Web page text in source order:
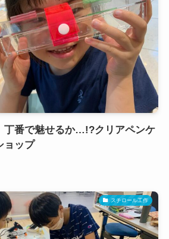
丁番で魅せるか…!?クリアペンケ
ョップ
スチロール工作